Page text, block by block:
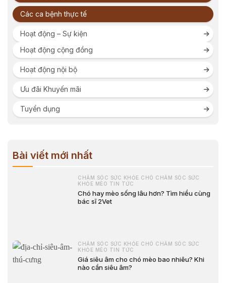
Các ca bệnh thực tế
Hoạt động – Sự kiện
Hoạt động cộng đồng
Hoạt động nội bộ
Ưu đãi Khuyến mãi
Tuyển dụng
Bài viết mới nhất
CHĂM SÓC SỨC KHỎE CHÓ CHĂM SÓC SỨC
KHỎE MÈO TIN TỨC
Chó hay mèo sống lâu hơn? Tìm hiểu cùng
bác sĩ 2Vet
CHĂM SÓC SỨC KHỎE CHÓ CHĂM SÓC SỨC
KHỎE MÈO TIN TỨC
Giá siêu âm cho chó mèo bao nhiêu? Khi
nào cần siêu âm?